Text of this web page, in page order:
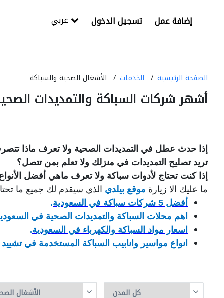
تسجيل الدخول إضافة عمل
الصفحة الرئيسية الخدمات الأشغال الصحية والسباكة
أشهر شركات السباكة والتمديدات
إذا حدث عطل في التمديدات الصحية ولا تعرف ماذا
تريد تصليح التمديدات في منزلك ولا تعلم بمن تتصل؟
إذا كنت تحتاج لأدوات سباكة ولا تعرف ماهي أفضل
ما عليك الا زيارة موقع بيلدي الذي سيقدم لك جميع ما
أفضل 5 شركات سباكة في السعودية
.
اهم محلات السباكة والتمديدات الصحية في
اسعار مواد السباكة والكهرباء في السعودية.
انواع مواسير وانابيب السباكة المستخدمة في تشييد